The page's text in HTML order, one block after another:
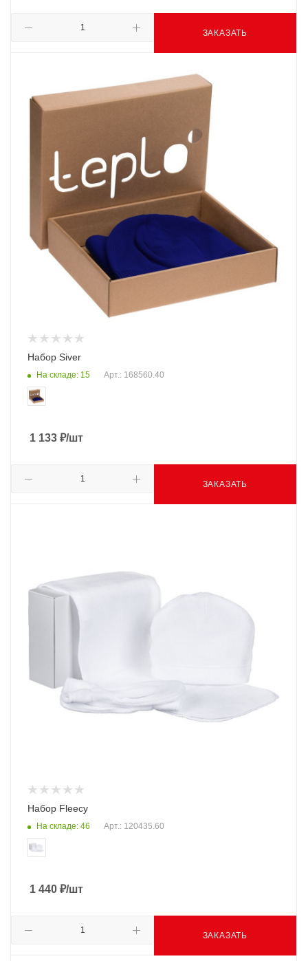
ЗАКАЗАТЬ
Набор Siver
На складе: 15 Арт.: 168560.40
1 133 ₽/шт
ЗАКАЗАТЬ
Набор Fleecy
На складе: 46 Арт.: 120435.60
1 440 ₽/шт
ЗАКАЗАТЬ